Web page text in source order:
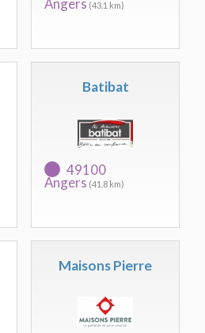
Angers (43.1 km)
Batibat
49100
Angers (41.8 km)
Maisons Pierre